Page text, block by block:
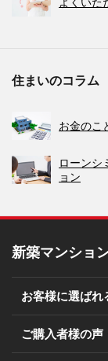
住まいのコラム
お金のこ
ローンシ
ョン
新築マンショ
お客様に選ばれ
お客様に選
ご購入者様の声